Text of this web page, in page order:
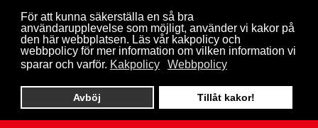
För att kunna säkerställa en så bra
användarupplevelse som möjligt, använder vi kakor på
den här webbplatsen. Läs vår kakpolicy och
webbpolicy för mer information om vilken information vi
sparar och varför. Kakpolicy Webbpolicy
Avböj Tillåt kakor!
Skip to main content